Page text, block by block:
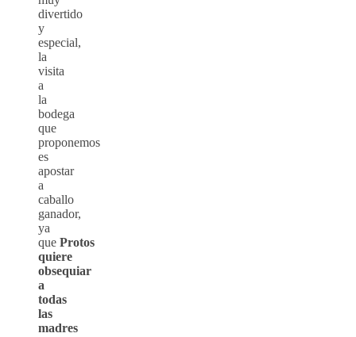
divertido
y
especial,
la
visita
a
la
bodega
que
proponemos
es
apostar
a
caballo
ganador,
ya
que Protos
quiere
obsequiar
a
todas
las
madres